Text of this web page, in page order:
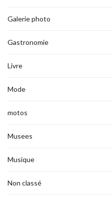
Galerie photo
Gastronomie
Livre
Mode
motos
Musees
Musique
Non classé